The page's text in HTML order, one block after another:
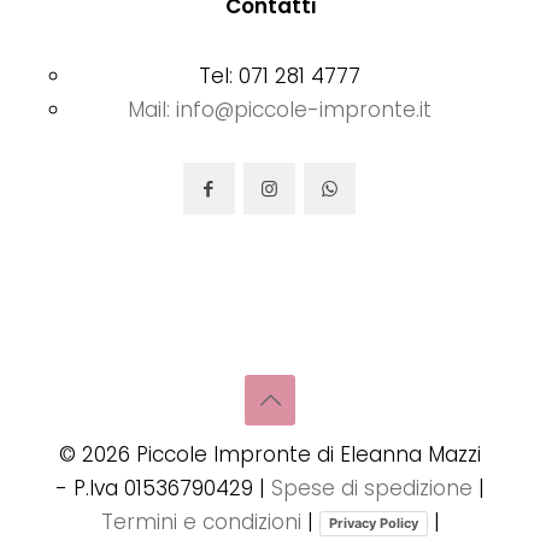
Contatti
Tel: 071 281 4777
Mail: info@piccole-impronte.it
© 2026 Piccole Impronte di Eleanna Mazzi
- P.Iva 01536790429 | Spese di spedizione |
Termini e condizioni | Privacy Policy |